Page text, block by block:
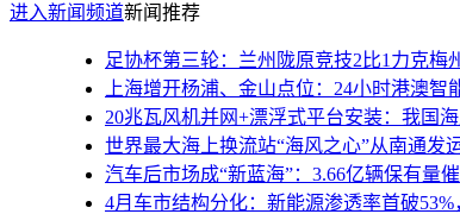
进入新闻频道新闻推荐
足协杯第三轮：兰州陇原竞技2比1力克梅
上海增开杨浦、金山点位：24小时港澳智
20兆瓦风机并网+漂浮式平台安装：我国
世界最大海上换流站“海风之心”从南通发
汽车后市场成“新蓝海”：3.66亿辆保有量催
4月车市结构分化：新能源渗透率首破53%